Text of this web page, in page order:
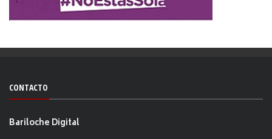
CONTACTO
Bariloche Digital